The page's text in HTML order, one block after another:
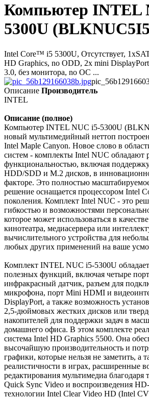
Компьютер INTEL
5300U
Intel Core™ i5 5300U, Отсутствует,
HD Graphics, no ODD, 2х mini
3.0, без монитора, no ОС ...
Описание Производитель
INTEL
Описание (полное)
Компьютер INTEL NUC i5-5300U
новый мультимедийный неттоп
Intel Maple Canyon. Новое слово в
систем - комплекты Intel NUC обладают
функциональностью, включая
HDD/SDD и М.2 дисков, в
факторе. Это полностью
решение оснащается процессором Intel
поколения. Комплект Intel NUC - это
гибкостью и возможностями
которое может использоваться в
кинотеатра, медиасервера или
вычислительного устройства для
любых других применений на ваше
Комплект INTEL NUC i5-5300U
полезных функций, включая четыре
инфракрасный датчик, разъем для
микрофона, порт Mini HDMI и
DisplayPort, а также возможность
2,5-дюймовых жестких дисков или
накопителей для поддержки задач в
домашнего офиса. В этом комплекте
система Intel HD Graphics 5500. Она
высочайшую производительность и
графики, которые нельзя не заметить, а
реалистичности в играх, расширенные
редактирования мультимедиа благодаря
Quick Sync Video и воспроизведения
технологии Intel Clear Video HD (Intel